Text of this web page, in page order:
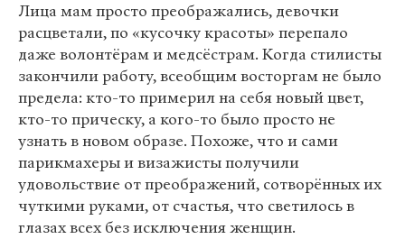
Лица мам просто преображались, девочки
расцветали, по «кусочку красоты» перепало
даже волонтёрам и медсёстрам. Когда стилисты
закончили работу, всеобщим восторгам не было
предела: кто-то примерил на себя новый цвет,
кто-то прическу, а кого-то было просто не
узнать в новом образе. Похоже, что и сами
парикмахеры и визажисты получили
удовольствие от преображений, сотворённых их
чуткими руками, от счастья, что светилось в
глазах всех без исключения женщин.